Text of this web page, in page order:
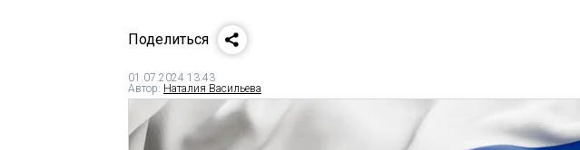
Поделиться
01.07.2024 13:43
Автор: Наталия Васильева